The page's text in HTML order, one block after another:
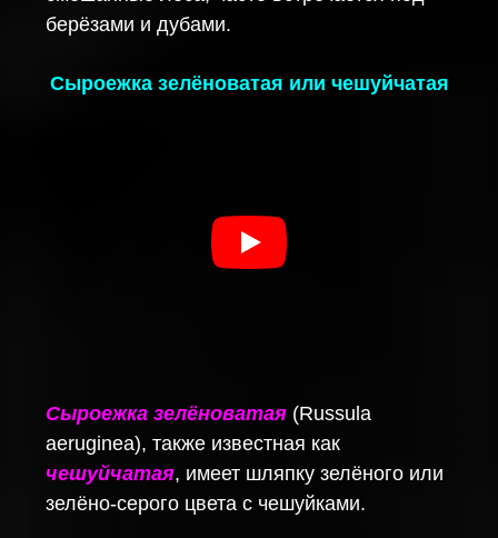
берёзами и дубами.
Сыроежка зелёноватая или чешуйчатая
Сыроежка зелёноватая (Russula
aeruginea), также известная как
чешуйчатая, имеет шляпку зелёного или
зелёно-серого цвета с чешуйками.